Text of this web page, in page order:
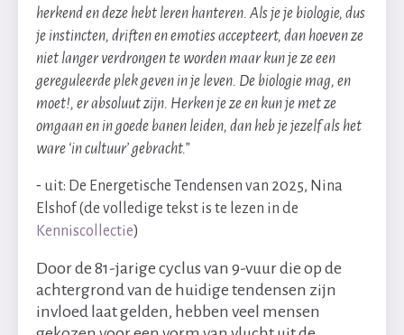
herkend en deze hebt leren hanteren. Als je je biologie, dus
je instincten, driften en emoties accepteert, dan hoeven ze
niet langer verdrongen te worden maar kun je ze een
gereguleerde plek geven in je leven. De biologie mag, en
moet!, er absoluut zijn. Herken je ze en kun je met ze
omgaan en in goede banen leiden, dan heb je jezelf als het
ware ‘in cultuur’ gebracht.”
⁃ uit: De Energetische Tendensen van 2025, Nina
Elshof (de volledige tekst is te lezen in de
Kenniscollectie)
Door de 81-jarige cyclus van 9-vuur die op de
achtergrond van de huidige tendensen zijn
invloed laat gelden, hebben veel mensen